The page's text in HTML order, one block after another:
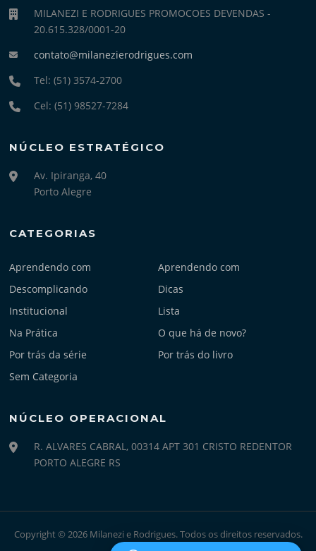
MILANEZI E RODRIGUES PROMOCOES DEVENDAS -
20.615.328/0001-20
contato@milanezierodrigues.com
Tel: (51) 3574-2700
Cel: (51) 98527-7284
NÚCLEO ESTRATÉGICO
Av. Ipiranga, 40
Porto Alegre
CATEGORIAS
Aprendendo com
Aprendendo com
Descomplicando
Dicas
Institucional
Lista
Na Prática
O que há de novo?
Por trás da série
Por trás do livro
Sem Categoria
NÚCLEO OPERACIONAL
R. ALVARES CABRAL, 00314 APT 301 CRISTO REDENTOR
PORTO ALEGRE RS
Copyright © 2026 Milanezi e Rodrigues. Todos os direitos reservados.